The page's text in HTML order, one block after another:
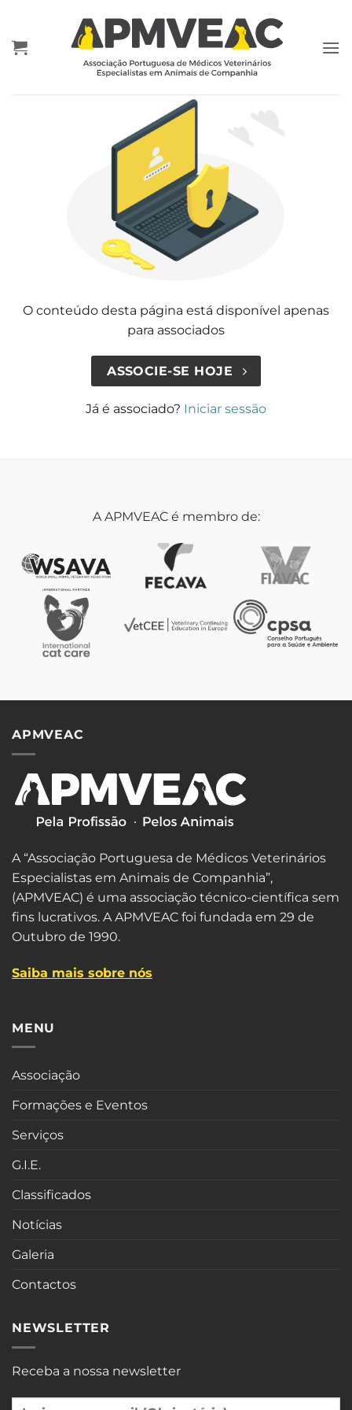
content
O conteúdo desta página está disponível apenas
para associados
ASSOCIE-SE HOJE
Já é associado? Iniciar sessão
A APMVEAC é membro de:
APMVEAC
A “Associação Portuguesa de Médicos Veterinários
Especialistas em Animais de Companhia”,
(APMVEAC) é uma associação técnico-científica sem
fins lucrativos. A APMVEAC foi fundada em 29 de
Outubro de 1990.
Saiba mais sobre nós
MENU
Associação
Formações e Eventos
Serviços
G.I.E.
Classificados
Notícias
Galeria
Contactos
NEWSLETTER
Receba a nossa newsletter